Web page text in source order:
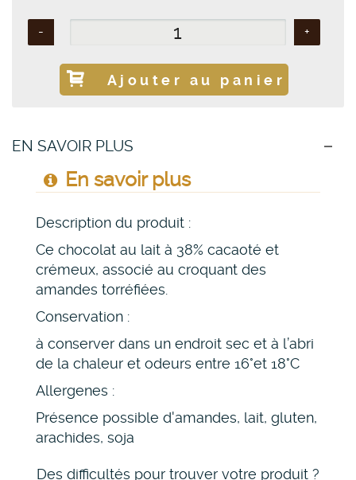
- +
Ajouter au panier
EN SAVOIR PLUS
En savoir plus
Description du produit :
Ce chocolat au lait à 38% cacaoté et
crémeux, associé au croquant des
amandes torréfiées.
Conservation :
à conserver dans un endroit sec et à l’abri
de la chaleur et odeurs entre 16°et 18°C
Allergenes :
Présence possible d'amandes, lait, gluten,
arachides, soja
Des difficultés pour trouver votre produit ?